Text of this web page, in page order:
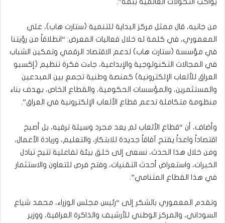
يواكب التحولات العالمية بثقة”.
من جانبه، قال ممثل مركز البداية للتنمية (ستارت هاب)، علي
المعموري، في كلمة له خلال فعاليات المعرض: “انطلاقاً من رؤيتنا
في مؤسسة (ستارت هاب) لدعم الاقتصاد الرقمي وتمكين الشباب
في المجالات التكنولوجية والإبداعية، جاءت فكرة تنظيم (إكسبو
العراق للألعاب الإلكترونية) كمنصة وطنية تجمع بين المبدعين
والمستثمرين، والمؤسسات الحكومية، والقطاع الخاص، بهدف بناء
منظومة متكاملة تدعم قطاع الألعاب الإلكترونية في العراق”.
وأضاف، أن “قطاع الألعاب لم يعد مجرد وسيلة ترفيه، بل أصبح
اقتصاداً واعداً يفتح آفاقاً جديدة للابتكار، والتعليم، وريادة الأعمال،
ومن خلال هذا الحدث، نسعى إلى خلق بيئة تفاعلية تتيح تبادل
الخبرات، واستعراض أحدث التقنيات، وفتح فرص للتعاون والاستثمار
في هذا القطاع المتنامي”.
وتقدم المعموري بالشكر إلى “رئيس مجلس الوزراء، محمد شياع
السوداني، والمركز الوطني للأرشيف والذاكرة العراقية، ووزير